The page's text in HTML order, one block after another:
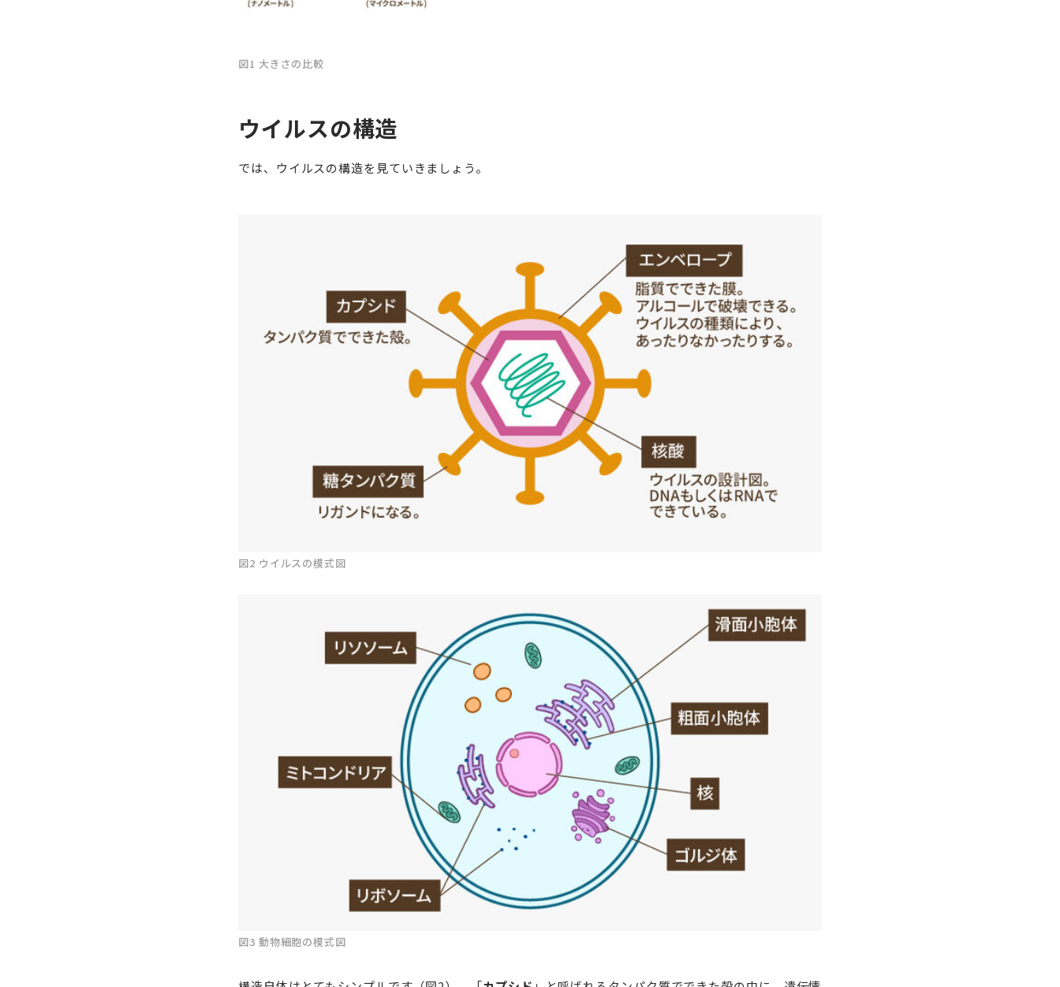
図1 大きさの比較
ウイルスの構造
では、ウイルスの構造を見ていきましょう。
図2 ウイルスの模式図
図3 動物細胞の模式図